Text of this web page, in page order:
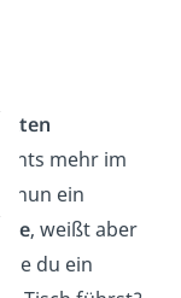
mehr im
nun ein
, weißt aber
du ein